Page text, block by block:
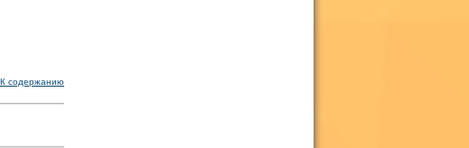
К содержанию